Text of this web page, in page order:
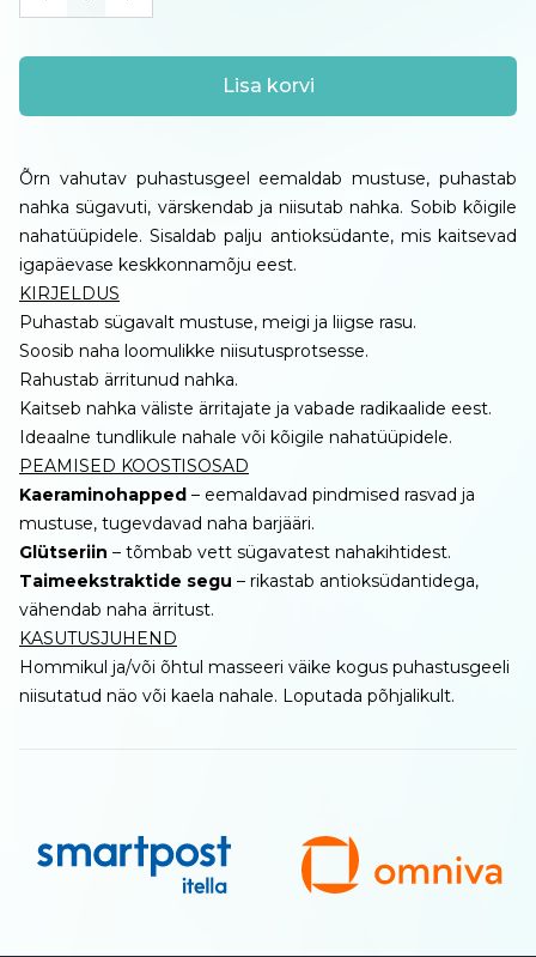
Lisa korvi
Õrn vahutav puhastusgeel eemaldab mustuse, puhastab
nahka sügavuti, värskendab ja niisutab nahka. Sobib kõigile
nahatüüpidele. Sisaldab palju antioksüdante, mis kaitsevad
igapäevase keskkonnamõju eest.
KIRJELDUS
Puhastab sügavalt mustuse, meigi ja liigse rasu.
Soosib naha loomulikke niisutusprotsesse.
Rahustab ärritunud nahka.
Kaitseb nahka väliste ärritajate ja vabade radikaalide eest.
Ideaalne tundlikule nahale või kõigile nahatüüpidele.
PEAMISED KOOSTISOSAD
Kaeraminohapped – eemaldavad pindmised rasvad ja
mustuse, tugevdavad naha barjääri.
Glütseriin – tõmbab vett sügavatest nahakihtidest.
Taimeekstraktide segu – rikastab antioksüdantidega,
vähendab naha ärritust.
KASUTUSJUHEND
Hommikul ja/või õhtul masseeri väike kogus puhastusgeeli
niisutatud näo või kaela nahale. Loputada põhjalikult.